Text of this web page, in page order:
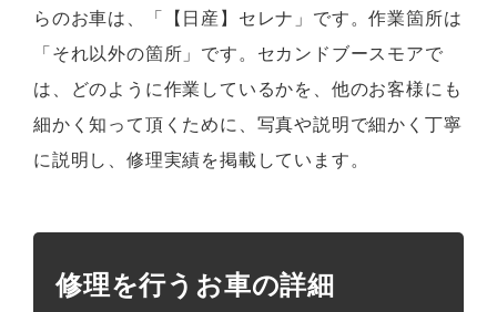
らのお車は、「【日産】セレナ」です。作業箇所は
「それ以外の箇所」です。セカンドブースモアで
は、どのように作業しているかを、他のお客様にも
細かく知って頂くために、写真や説明で細かく丁寧
に説明し、修理実績を掲載しています。
修理を行うお車の詳細